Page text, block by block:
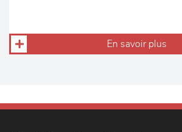
En savoir plus